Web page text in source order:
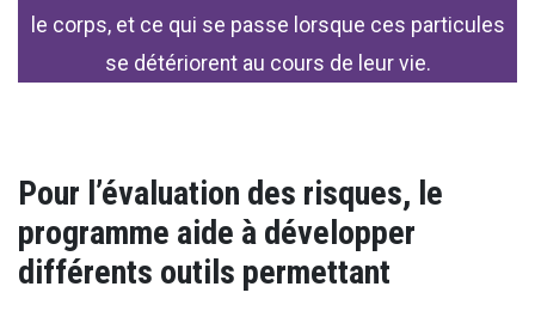
le corps, et ce qui se passe lorsque ces particules
se détériorent au cours de leur vie.
Pour l’évaluation des risques, le
programme aide à développer
différents outils permettant